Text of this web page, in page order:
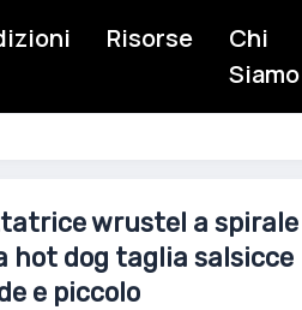
Risorse
Chi
Siamo
wrustel a spirale
hot dog taglia salsicce
e piccolo